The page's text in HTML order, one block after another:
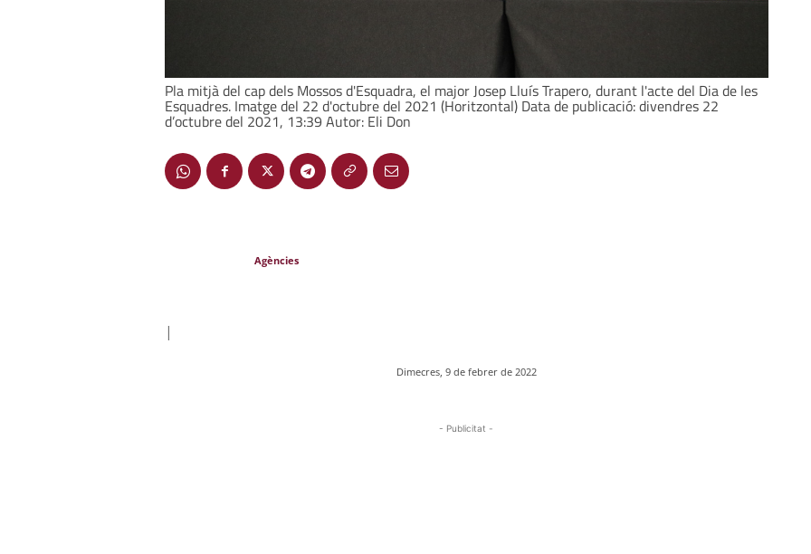
Pla mitjà del cap dels Mossos d'Esquadra, el major Josep Lluís Trapero, durant l'acte del Dia de les
Esquadres. Imatge del 22 d'octubre del 2021 (Horitzontal) Data de publicació: divendres 22
d’octubre del 2021, 13:39 Autor: Eli Don
Agències
|
Dimecres, 9 de febrer de 2022
- Publicitat -